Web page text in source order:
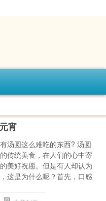
宵
汤圆这么难吃的东西? 汤圆
传统美食，在人们的心中寄
美好祝愿。但是有人却认为
这是为什么呢？首先，口感